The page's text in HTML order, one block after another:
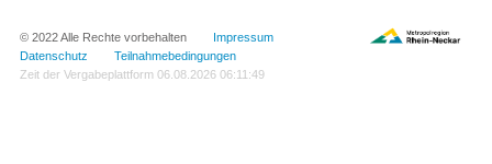
© 2022 Alle Rechte vorbehalten Impressum
Datenschutz
Teilnahmebedingungen
Zeit der Vergabeplattform 06.08.2026 06:11:49